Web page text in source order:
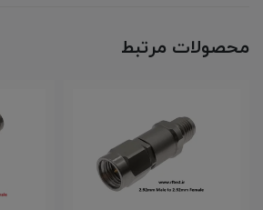
محصولات مرتبط